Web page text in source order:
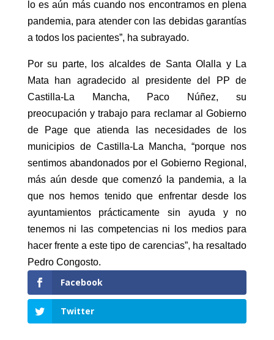
lo es aún más cuando nos encontramos en plena
pandemia, para atender con las debidas garantías
a todos los pacientes”, ha subrayado.
Por su parte, los alcaldes de Santa Olalla y La
Mata han agradecido al presidente del PP de
Castilla-La Mancha, Paco Núñez, su
preocupación y trabajo para reclamar al Gobierno
de Page que atienda las necesidades de los
municipios de Castilla-La Mancha, “porque nos
sentimos abandonados por el Gobierno Regional,
más aún desde que comenzó la pandemia, a la
que nos hemos tenido que enfrentar desde los
ayuntamientos prácticamente sin ayuda y no
tenemos ni las competencias ni los medios para
hacer frente a este tipo de carencias”, ha resaltado
Pedro Congosto.
Facebook
Twitter